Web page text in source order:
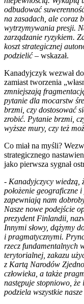
odbudować
na zasadach, ale coraz
wytrzymywania presji.
zarządzanie ryzykiem.
koszt strategicznej
podzielić– wskazał.
Kanadyjczyk wezwał
zamiast tworzenia
zmniejszają
pytanie dla mocarstw
brzmi, czy dostosować
zrobić. Pytanie brzmi,
wyższe mury, czy też
Co miał na myśli?
strategicznego
jako pierwsza sygnał
- Kanadyjczycy wiedzą,
położenie geograficzne
zapewniają nam
Nasze nowe podejście
prezydent Finlandii,
Innymi słowy, dążymy
i pragmatycznymi.
rzecz fundamentalnych
terytorialnej, zakazu
z Kartą Narodów
człowieka, a także
następuje stopniowo, że
podziela wszystkie